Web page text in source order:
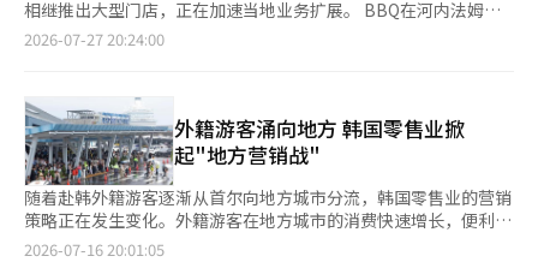
年来一直保持稳定增长，而此次星巴克品牌信任度受损及部分消费
者流失，加速了韩国咖啡连锁市场竞争格局的重塑。随着消费需求
编辑。
在内部吸收涨价因素，以尽量减轻顾客负担。”并指出：“近期国
际局势不稳和各项费用持续上涨，不得不进行价格调整。” 自助
点餐方式也将进行部分调整。过去选择美式咖啡后再选择热·冰的
的“加浓美式咖啡”菜单将结束，想要加浓的顾客可以在点美式咖
啡后选择额外选项。 此外，Mega MGC咖啡在上个月19日将“哈
尔美咖啡”系列的三种产品价格各上涨200韩元，而The Venti在5
月29日将除了美式咖啡外的主要菜单价格上涨了100至500韩元。
此前在3月，Banapresso和Breuda咖啡也对部分菜单如脱咖啡因
和冷萃咖啡进行了涨价。※ 本报道经人工智能（AI）系统翻译与编
辑。
相继推出大型门店，正在加速当地业务扩展。 BBQ在河内法姆班
东地区开设了50平方米的“BBQ绿色星店”，并在胡志明市第七
福店”。 此次开店使BBQ在越南主要城市河内和胡志明市的核心
商业区之间建立了门店网络。特别是在胡志明市，自今年5月在代
表性餐饮商业区潘西龙推出南部首家门店以来，约两个月内连续开
设了第二和第三家门店，迅速扩大南部市场的布局。 新开设的门
店均位于各地区的主要商业和居住中心。河内的绿色星店位于中上
层住宅小区和商业设施密集的法姆班东生活圈中心，凭借门店前的
广场和良好的可达性，旨在吸引家庭客户和当地居民的需求。 胡
志明市的第二家门店BBQ美德店位于富美兴新城，这是一个外籍居
2026-07-27 20:24:00
外籍游客涌向地方 韩国零售业掀
起"地方营销战"
随着赴韩外籍游客逐渐从首尔向地方城市分流，韩国零售业的营销
策略正在发生变化。外籍游客在地方城市的消费快速增长，便利
店、美妆店和百货店纷纷推出支付优惠和地区定制促销，加快布局
2026-07-16 20:01:05